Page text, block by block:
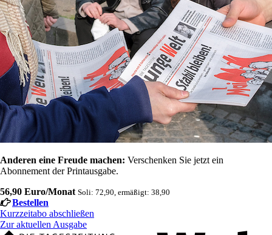
Anderen eine Freude machen: Verschenken Sie jetzt ein
Abonnement der Printausgabe.
56,90 Euro/Monat Soli: 72,90, ermäßigt: 38,90
Bestellen
Kurzzeitabo abschließen
Zur aktuellen Ausgabe